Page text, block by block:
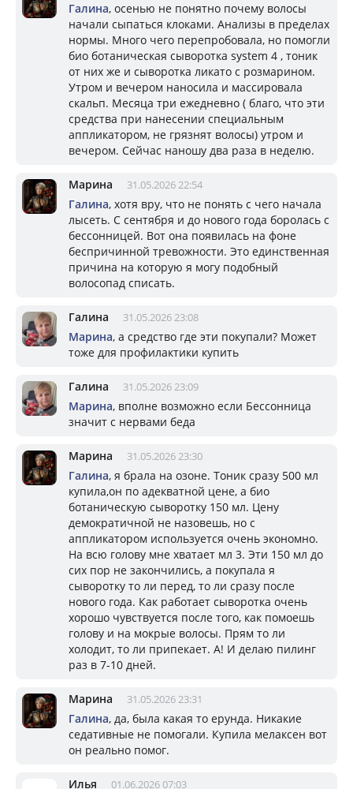
Галина, осенью не понятно почему волосы
начали сыпаться клоками. Анализы в пределах
нормы. Много чего перепробовала, но помогли
био ботаническая сыворотка system 4 , тоник
от них же и сыворотка ликато с розмарином.
Утром и вечером наносила и массировала
скальп. Месяца три ежедневно ( благо, что эти
средства при нанесении специальным
аппликатором, не грязнят волосы) утром и
вечером. Сейчас наношу два раза в неделю.
Марина 31.05.2026 22:54
Галина, хотя вру, что не понять с чего начала
лысеть. С сентября и до нового года боролась с
бессонницей. Вот она появилась на фоне
беспричинной тревожности. Это единственная
причина на которую я могу подобный
волосопад списать.
Галина 31.05.2026 23:08
Марина, а средство где эти покупали? Может
тоже для профилактики купить
Галина 31.05.2026 23:09
Марина, вполне возможно если Бессонница
значит с нервами беда
Марина 31.05.2026 23:30
Галина, я брала на озоне. Тоник сразу 500 мл
купила,он по адекватной цене, а био
ботаническую сыворотку 150 мл. Цену
демократичной не назовешь, но с
аппликатором используется очень экономно.
На всю голову мне хватает мл 3. Эти 150 мл до
сих пор не закончились, а покупала я
сыворотку то ли перед, то ли сразу после
нового года. Как работает сыворотка очень
хорошо чувствуется после того, как помоешь
голову и на мокрые волосы. Прям то ли
холодит, то ли припекает. А! И делаю пилинг
раз в 7-10 дней.
Марина 31.05.2026 23:31
Галина, да, была какая то ерунда. Никакие
седативные не помогали. Купила мелаксен вот
он реально помог.
Илья 01.06.2026 07:03